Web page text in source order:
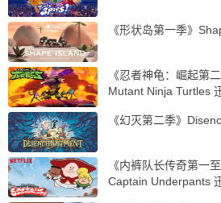
《形状岛第一季》
《忍者神龟：崛起第
Mutant Ninja Turtles
《幻灭第二季》
《内裤队长传奇第一
Captain Underpants